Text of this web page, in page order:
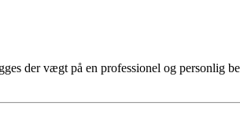
der vægt på en professionel og personlig